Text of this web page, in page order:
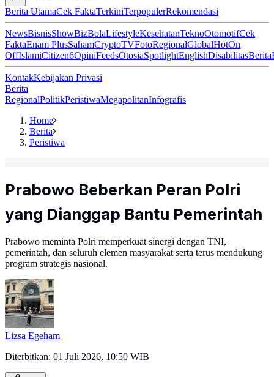
Berita UtamaCek FaktaTerkiniTerpopulerRekomendasi
NewsBisnisShowBizBolaLifestyleKesehatanTeknoOtomotifCek
FaktaEnam PlusSahamCryptoTVFotoRegionalGlobalHotOn
OffIslamiCitizen6OpiniFeedsOtosiaSpotlightEnglishDisabilitasBerita
KontakKebijakan Privasi
Berita
RegionalPolitikPeristiwaMegapolitanInfografis
Home
Berita
Peristiwa
Prabowo Beberkan Peran Polri
yang Dianggap Bantu Pemerintah
Prabowo meminta Polri memperkuat sinergi dengan TNI,
pemerintah, dan seluruh elemen masyarakat serta terus mendukung
program strategis nasional.
Lizsa Egeham
Diterbitkan: 01 Juli 2026, 10:50 WIB